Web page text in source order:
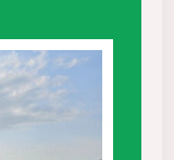
dozvole od
Pomažemo
dozvola,